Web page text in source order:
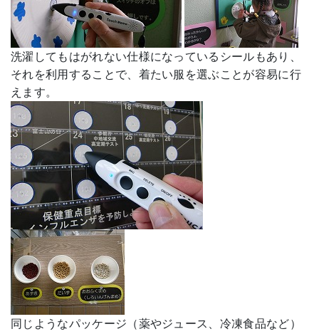
洗濯してもはがれない仕様になっているシールもあり、
それを利用することで、着たい服を選ぶことが容易に行
えます。
同じようなパッケージ（薬やジュース、冷凍食品など）